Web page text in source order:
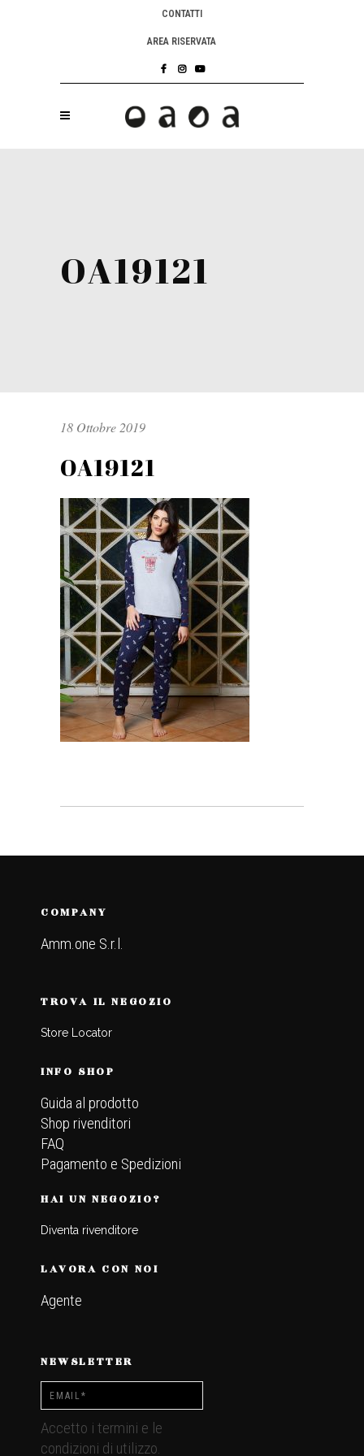
CONTATTI
AREA RISERVATA
OA19121
18 Ottobre 2019
OA19121
COMPANY
Amm.one S.r.l.
TROVA IL NEGOZIO
Store Locator
INFO SHOP
Guida al prodotto
Shop rivenditori
FAQ
Pagamento e Spedizioni
HAI UN NEGOZIO?
Diventa rivenditore
LAVORA CON NOI
Agente
NEWSLETTER
Accetto i termini e le
condizioni di utilizzo.